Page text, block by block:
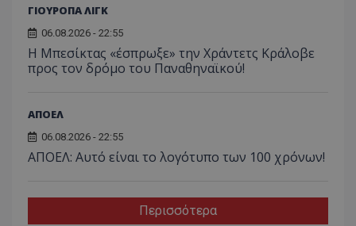
ΓΙΟΥΡΟΠΑ ΛΙΓΚ
06.08.2026 - 22:55
Η Μπεσίκτας «έσπρωξε» την Χράντετς Κράλοβε
προς τον δρόμο του Παναθηναϊκού!
ΑΠΟΕΛ
06.08.2026 - 22:55
ΑΠΟΕΛ: Αυτό είναι το λογότυπο των 100 χρόνων!
Περισσότερα